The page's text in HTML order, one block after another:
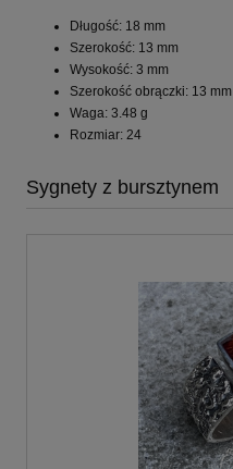
Długość: 18 mm
Szerokość: 13 mm
Wysokość: 3 mm
Szerokość obrączki: 13 mm
Waga: 3.48 g
Rozmiar: 24
Sygnety z bursztynem